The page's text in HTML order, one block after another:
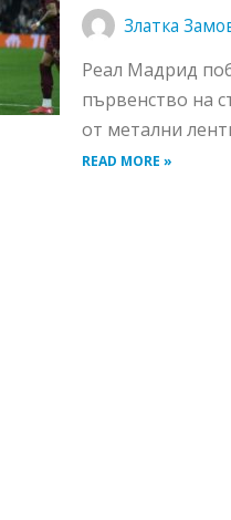
Златка
Реал Мадрид
първенство на
от метални
READ MORE »